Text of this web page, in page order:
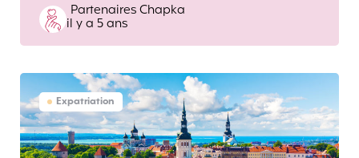
Posted
by
Partenaires Chapka
il y a 5 ans
Expatriation